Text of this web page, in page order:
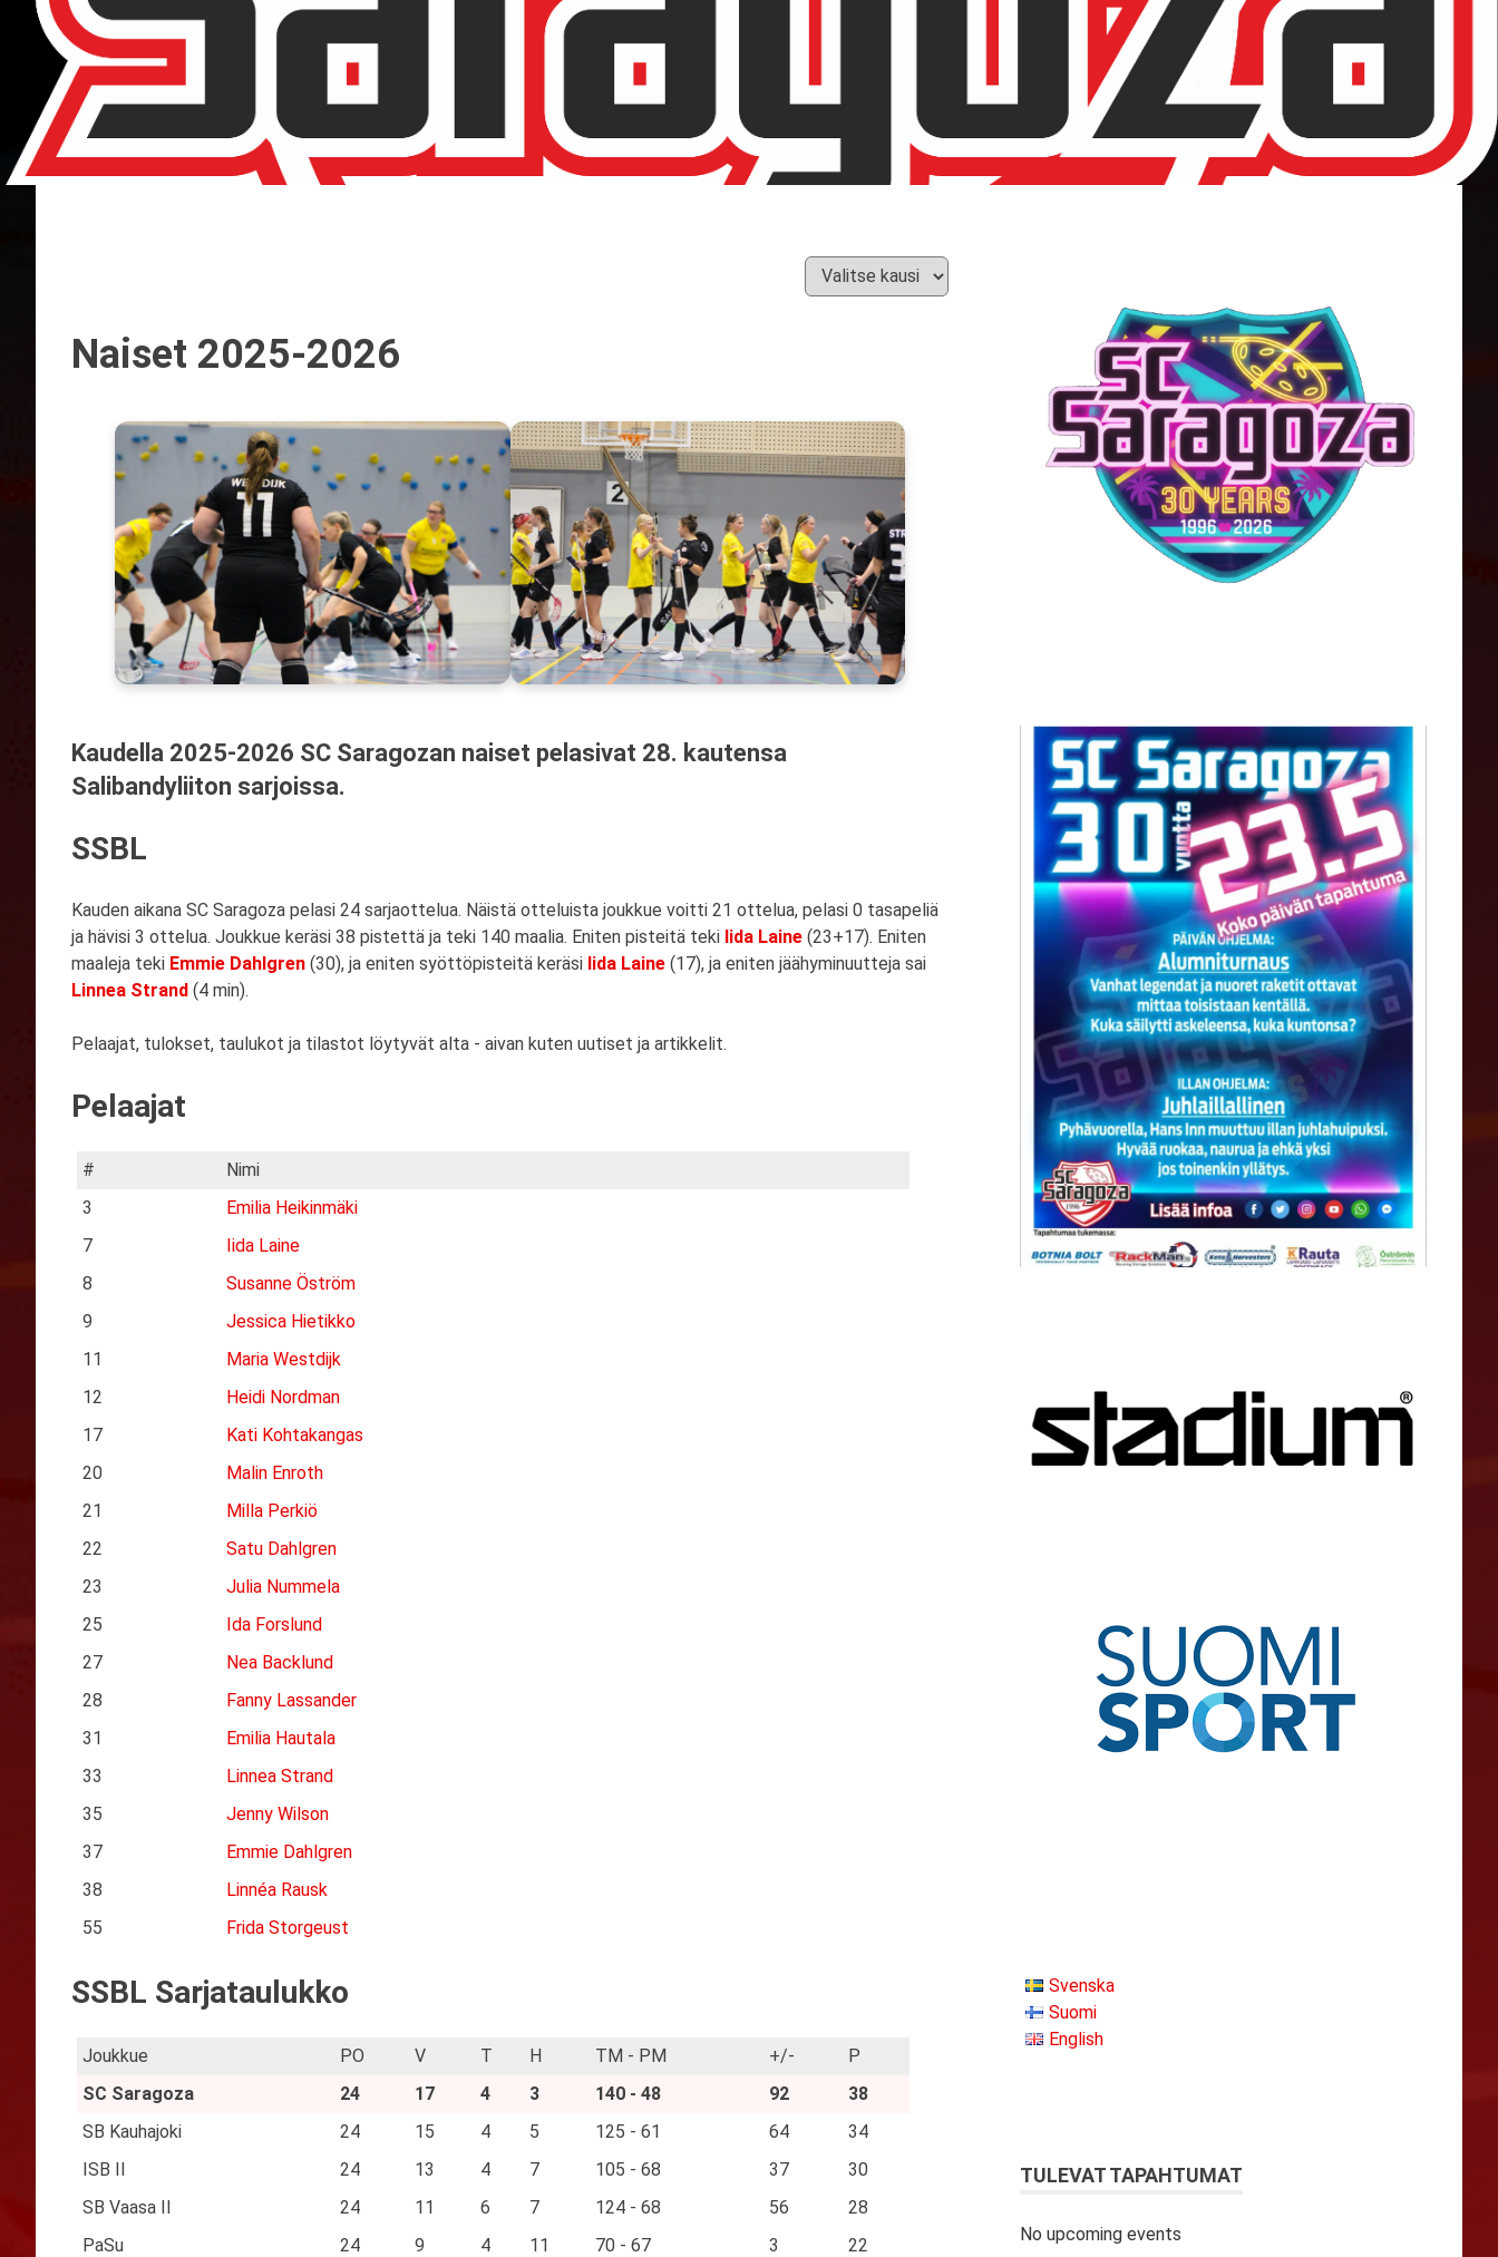
Naiset 2025-2026
Kaudella 2025-2026 SC Saragozan naiset pelasivat 28. kautensa
Salibandyliiton sarjoissa.
SSBL
Kauden aikana SC Saragoza pelasi 24 sarjaottelua. Näistä otteluista joukkue voitti 21 ottelua, pelasi 0 tasapeliä
ja hävisi 3 ottelua. Joukkue keräsi 38 pistettä ja teki 140 maalia. Eniten pisteitä teki Iida Laine (23+17). Eniten
maaleja teki Emmie Dahlgren (30), ja eniten syöttöpisteitä keräsi Iida Laine (17), ja eniten jäähyminuutteja sai
Linnea Strand (4 min).
Pelaajat, tulokset, taulukot ja tilastot löytyvät alta - aivan kuten uutiset ja artikkelit.
Pelaajat
#
Nimi
3
Emilia Heikinmäki
7
Iida Laine
8
Susanne Öström
9
Jessica Hietikko
11
Maria Westdijk
12
Heidi Nordman
17
Kati Kohtakangas
20
Malin Enroth
21
Milla Perkiö
22
Satu Dahlgren
23
Julia Nummela
25
Ida Forslund
27
Nea Backlund
28
Fanny Lassander
31
Emilia Hautala
33
Linnea Strand
35
Jenny Wilson
37
Emmie Dahlgren
38
Linnéa Rausk
55
Frida Storgeust
SSBL Sarjataulukko
Joukkue PO V T H TM - PM +/-
P
SC Saragoza
24 17 4 3 140 - 48 92
38
SB Kauhajoki
24 15 4 5 125 - 61 64
34
ISB II
24 13 4 7 105 - 68 37
30
SB Vaasa II
24 11 6 7 124 - 68 56
28
PaSu
24 9 4 11 70 - 67 3
22
Svenska
Suomi
English
TULEVAT TAPAHTUMAT
No upcoming events